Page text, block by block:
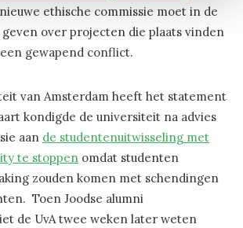
ethische commissie moet in de
over projecten die plaats vinden
gewapend conflict.
van Amsterdam heeft het statement
kondigde de universiteit na advies
aan de studentenuitwisseling met
te stoppen omdat studenten
zouden komen met schendingen
Toen Joodse alumni
de UvA twee weken later weten